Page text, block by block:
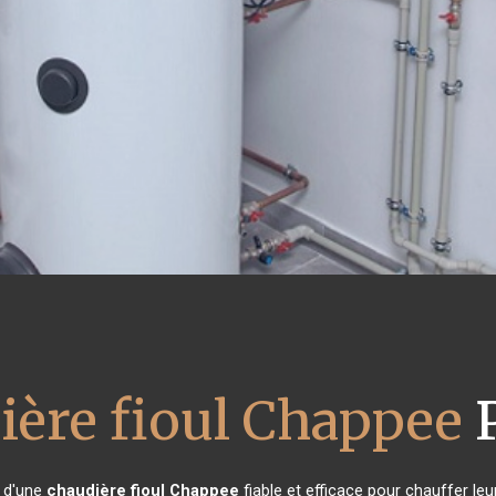
fioul Chappee
chaudière fioul Chappee fiable et efficace pour chauffer